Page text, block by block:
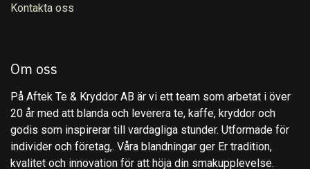
Kontakta oss
Om oss
På Aftek Te & Kryddor AB är vi ett team som arbetat i över
20 år med att blanda och leverera te, kaffe, kryddor och
godis som inspirerar till vardagliga stunder. Utformade för
individer och företag,. Våra blandningar ger Er tradition,
kvalitet och innovation för att höja din smakupplevelse.